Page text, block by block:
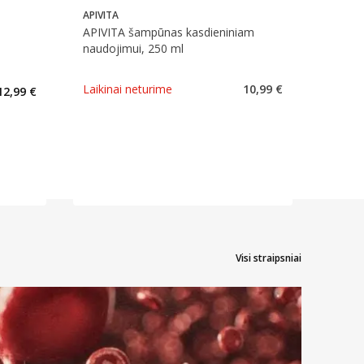
nuolaida
€
APIVITA
APIVITA šampūnas kasdieniniam
naudojimui, 250 ml
Laikinai neturime 10,99 €
Visi straipsniai